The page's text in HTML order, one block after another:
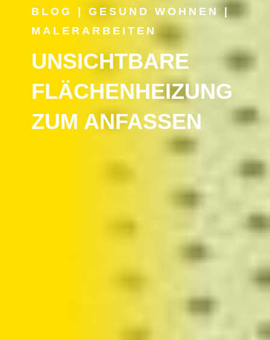
BLOG GESUND WOHNEN
MALERARBEITEN
UNSICHTBARE
FLÄCHENHEIZUNG
ZUM ANFASSEN